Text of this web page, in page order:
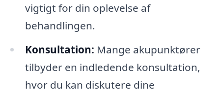
vigtigt for din oplevelse af
behandlingen.
Konsultation: Mange akupunktører
tilbyder en indledende konsultation,
hvor du kan diskutere dine